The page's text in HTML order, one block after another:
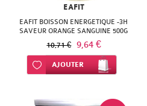
EAFIT
EAFIT BOISSON ENERGETIQUE -3H
SAVEUR ORANGE SANGUINE 500G
10,71 € 9,64 €
Ajouter à ma liste d’envie
AJOUTER